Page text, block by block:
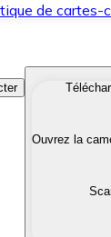
de cartes-
vos
Ouvrez la